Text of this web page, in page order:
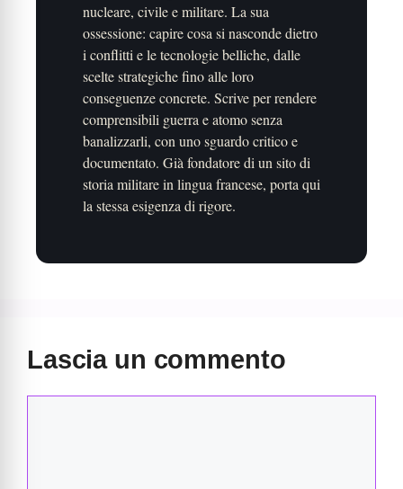
nucleare, civile e militare. La sua
ossessione: capire cosa si nasconde dietro
i conflitti e le tecnologie belliche, dalle
scelte strategiche fino alle loro
conseguenze concrete. Scrive per rendere
comprensibili guerra e atomo senza
banalizzarli, con uno sguardo critico e
documentato. Già fondatore di un sito di
storia militare in lingua francese, porta qui
la stessa esigenza di rigore.
Lascia un commento